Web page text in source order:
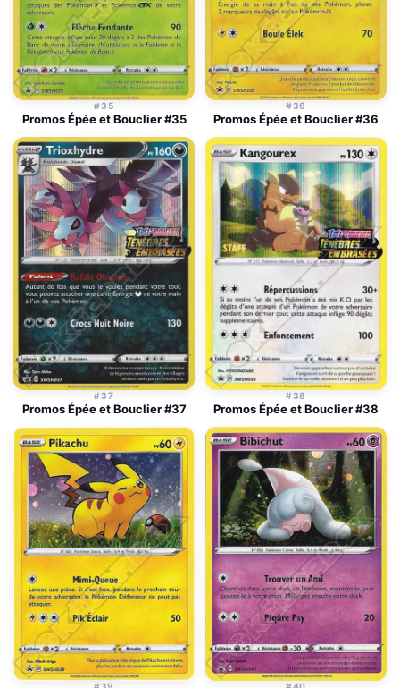
#35
Promos Épée et Bouclier #35
#36
Promos Épée et Bouclier #36
#37
Promos Épée et Bouclier #37
#38
Promos Épée et Bouclier #38